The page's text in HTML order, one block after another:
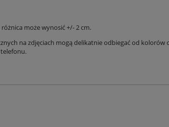
może wynosić +/- 2 cm.
na zdjęciach mogą delikatnie odbiegać od kolorów